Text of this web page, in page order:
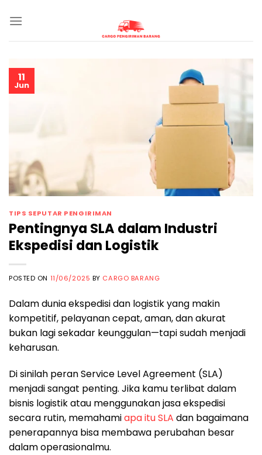
11
Jun
TIPS SEPUTAR PENGIRIMAN
Pentingnya SLA dalam Industri
Ekspedisi dan Logistik
POSTED ON 11/06/2025 BY CARGO BARANG
Dalam dunia ekspedisi dan logistik yang makin
kompetitif, pelayanan cepat, aman, dan akurat
bukan lagi sekadar keunggulan—tapi sudah menjadi
keharusan.
Di sinilah peran Service Level Agreement (SLA)
menjadi sangat penting. Jika kamu terlibat dalam
bisnis logistik atau menggunakan jasa ekspedisi
secara rutin, memahamiapa itu SLA dan bagaimana
penerapannya bisa membawa perubahan besar
dalam operasionalmu.